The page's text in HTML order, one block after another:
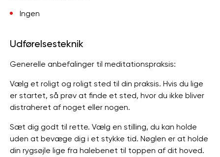
Ingen
Udførelsesteknik
Generelle anbefalinger til meditationspraksis:
Vælg et roligt og roligt sted til din praksis. Hvis du lige
er startet, så prøv at finde et sted, hvor du ikke bliver
distraheret af noget eller nogen.
Sæt dig godt til rette. Vælg en stilling, du kan holde
uden at bevæge dig i et stykke tid. Nøglen er at holde
din rygsøjle lige fra halebenet til toppen af ​​dit hoved.